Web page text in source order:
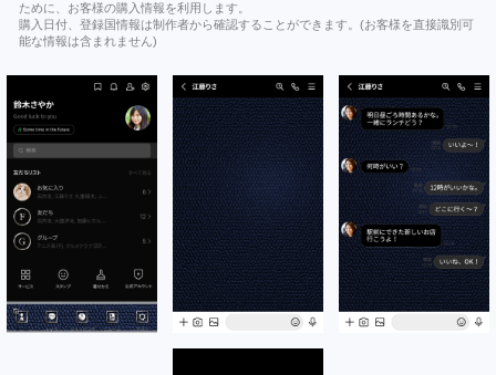
ために、お客様の購入情報を利用します。
購入日付、登録国情報は制作者から確認することができます。(お客様を直接識別可
能な情報は含まれません)